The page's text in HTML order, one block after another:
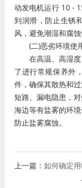
动发电机运行 10 -
到润滑，防止生锈
风，避免潮湿和腐
(二)恶劣环境使
在高温、高湿度
了进行常规保养外
件，确保其散热和
短路、漏电隐患，
海边等有盐雾的环
防止盐雾腐蚀。​
上一篇： 如何确定